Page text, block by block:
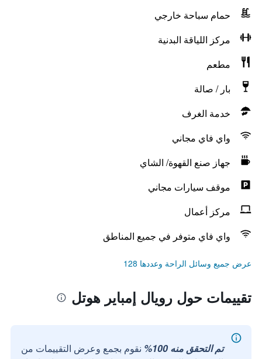
حمام سباحة خارجي
مركز اللياقة البدنية
مطعم
بار / صالة
خدمة الغرف
واي فاي مجاني
جهاز صنع القهوة/ الشاي
موقف سيارات مجاني
مركز أعمال
واي فاي متوفر في جميع المناطق
عرض جميع وسائل الراحة وعددها 128
تقييمات حول رويال إمباير هوتل
تم التحقق منه 100%
نقوم بجمع وعرض التقييمات من